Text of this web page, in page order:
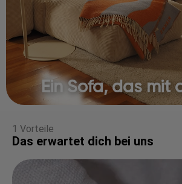
Ein Sofa, das mit
1 Vorteile
Das erwartet dich bei uns